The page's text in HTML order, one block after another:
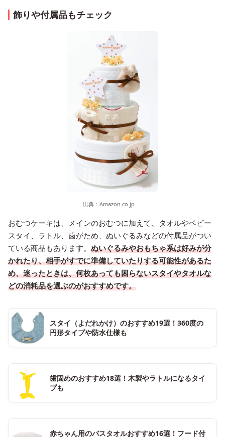
飾りや付属品もチェック
出典： Amazon.co.jp
おむつケーキは、メインのおむつに加えて、タオルやベビー
スタイ、ラトル、歯がため、ぬいぐるみなどの付属品がつい
ている商品もあります。 ぬいぐるみやおもちゃ系は好みが分
かれたり、相手がすでに準備していたりする可能性があるた
め、迷ったときは、何枚あっても困らないスタイやタオルな
どの消耗品を選ぶのがおすすめです。
スタイ（よだれかけ）のおすすめ19選！360度の
円形タイプや防水仕様も
歯固めのおすすめ18選！木製やラトルになるタイ
プも
赤ちゃん用のバスタオルおすすめ16選！フード付